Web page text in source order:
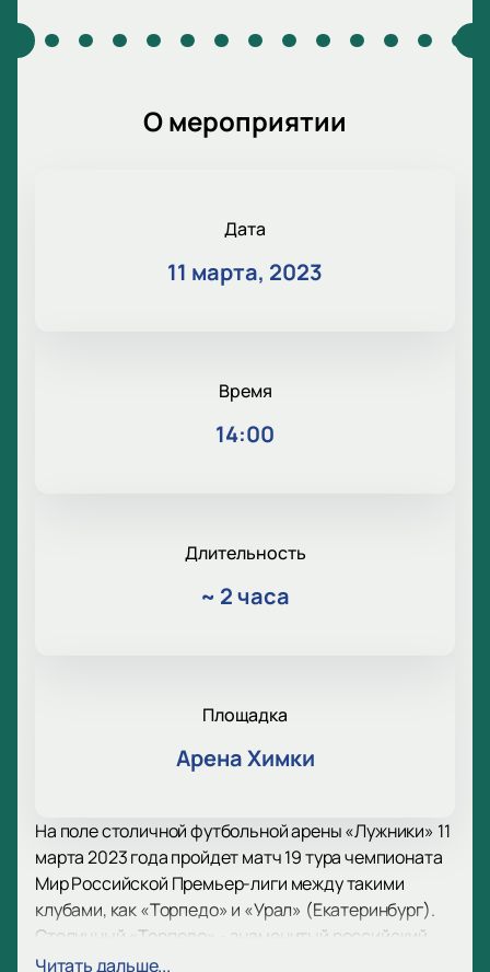
О мероприятии
Дата
11 марта, 2023
Время
14:00
Длительность
~ 2 часа
Площадка
Арена Химки
На поле столичной футбольной арены «Лужники» 11
марта 2023 года пройдет матч 19 тура чемпионата
Мир Российской Премьер-лиги между такими
клубами, как «Торпедо» и «Урал» (Екатеринбург).
Столичный «Торпедо» - знаменитый российский
клуб с очень богатой историей, списком наград и
Читать дальше...